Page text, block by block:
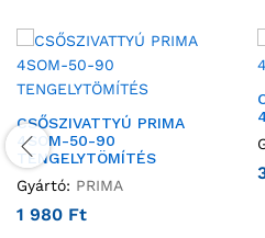
CSŐSZIVATTYÚ PRIMA
4SOM-50-90
TENGELYTÖMÍTÉS
Gyártó: PRIMA
1 980 Ft